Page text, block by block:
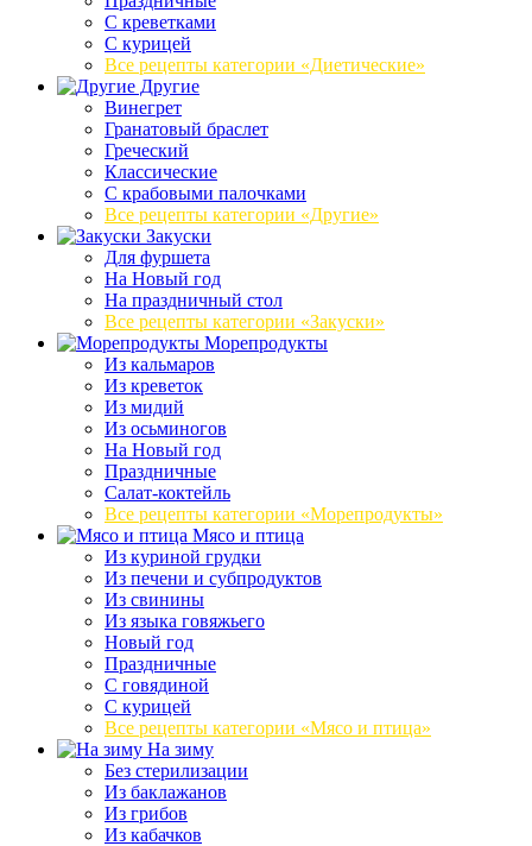
С креветками
С курицей
Все рецепты категории «Диетические»
Другие
Винегрет
Гранатовый браслет
Греческий
Классические
С крабовыми палочками
Все рецепты категории «Другие»
Закуски
Для фуршета
На Новый год
На праздничный стол
Все рецепты категории «Закуски»
Морепродукты
Из кальмаров
Из креветок
Из мидий
Из осьминогов
На Новый год
Праздничные
Салат-коктейль
Все рецепты категории «Морепродукты»
Мясо и птица
Из куриной грудки
Из печени и субпродуктов
Из свинины
Из языка говяжьего
Новый год
Праздничные
С говядиной
С курицей
Все рецепты категории «Мясо и птица»
На зиму
Без стерилизации
Из баклажанов
Из грибов
Из кабачков